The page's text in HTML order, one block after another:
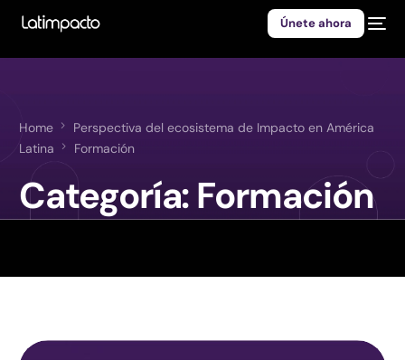
Únete ahora
Home
Perspectiva del ecosistema de Impacto en América
Latina
Formación
Categoría:Formación